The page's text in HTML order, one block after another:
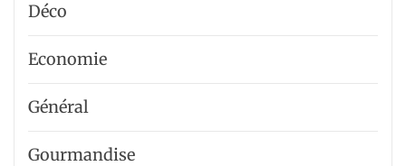
Déco
Economie
Général
Gourmandise